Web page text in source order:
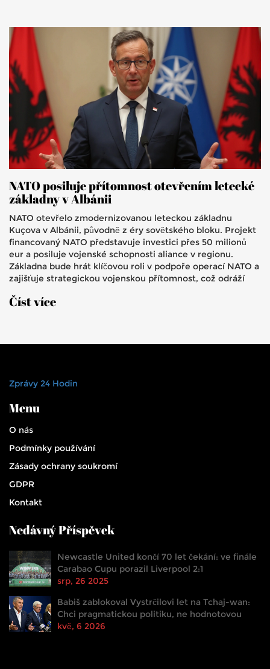
NATO posiluje přítomnost otevřením letecké
základny v Albánii
NATO otevřelo zmodernizovanou leteckou základnu
Kuçova v Albánii, původně z éry sovětského bloku. Projekt
financovaný NATO představuje investici přes 50 milionů
eur a posiluje vojenské schopnosti aliance v regionu.
Základna bude hrát klíčovou roli v podpoře operací NATO a
zajišťuje strategickou vojenskou přítomnost, což odráží
Číst více
Zprávy 24 Hodin
Menu
O nás
Podmínky používání
Zásady ochrany soukromí
GDPR
Kontakt
Nedávný Příspěvek
Newcastle United končí 70 let čekání: ve finále
Carabao Cupu porazil Liverpool 2:1
srp, 26 2025
Babiš zablokoval Vystrčilovi let na Tchaj-wan:
Chci pragmatickou politiku, ne hodnotovou
kvě, 6 2026